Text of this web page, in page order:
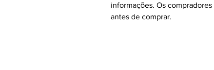
informações. Os
antes de comprar.